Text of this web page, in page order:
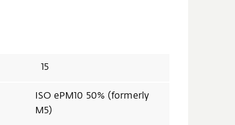
15
ISO ePM10 50% (formerly
M5)